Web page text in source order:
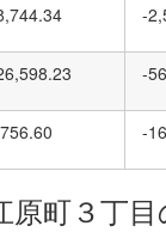
-
-
-
原町３丁